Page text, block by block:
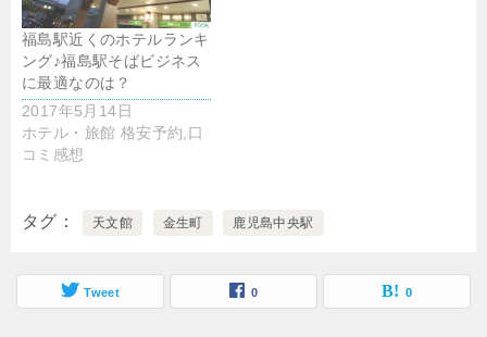
福島駅近くのホテルランキ
ング♪福島駅そばビジネス
に最適なのは？
2017年5月14日
ホテル・旅館 格安予約,口
コミ感想
タグ 天文館 金生町 鹿児島中央駅
Tweet 0 0